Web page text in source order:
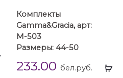
Выбрать
Комплекты
Gamma&Gracia, арт:
М-503
Размеры: 44-50
233.00 бел.руб.